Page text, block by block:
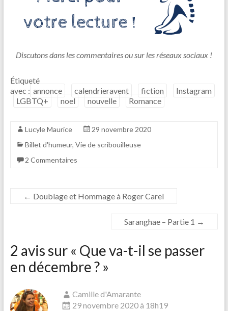
Discutons dans les commentaires ou sur les réseaux sociaux !
Étiqueté
avec : annonce calendrieravent fiction
Instagram
LGBTQ+
noel nouvelle Romance
Lucyle Maurice
29 novembre 2020
Billet d'humeur, Vie de scribouilleuse
2 Commentaires
← Doublage et Hommage à Roger Carel
Saranghae – Partie 1 →
2 avis sur « Que va-t-il se passer
en décembre ?»
Camille d'Amarante
29 novembre 2020 à 18h19